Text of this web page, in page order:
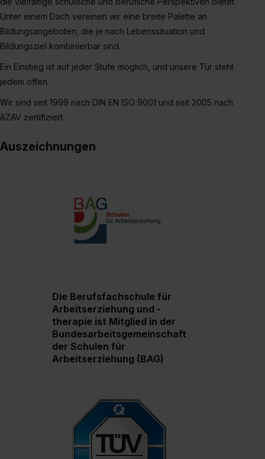
Auswahl über die Checkboxen und klick auf „Auswahl
erlauben“. Die Einwilligung zur Platzierung von Cookies
der Kategorien „Präferenzen“, „Statistiken“ und „Social
Media und Marketing“ umfasst hierbei die Einwilligung
zur Übermittlung deiner Daten in die USA (Art. 49 Abs. 1
S. 1 lit. a) DS-GVO). Die USA verfügen über kein
II). Du kannst die von dir erteilte Einwilligung jederzeit mit
Wirkung für die Zukunft ganz oder teilweise über unsere
Einstellungen“ widerrufen. Weitere Informationen zu den
Unter einem Dach vereinen wir eine breite Palette an
Bildungsangeboten, die je nach Lebenssituation und
Bildungsziel kombinierbar sind.
Ein Einstieg ist auf jeder Stufe möglich, und unsere Tür steht
jedem offen.
Wir sind seit 1999 nach DIN EN ISO 9001 und seit 2005 nach
AZAV zertifiziert.
Auszeichnungen
Die Berufsfachschule für
Arbeitserziehung und -
therapie ist Mitglied in der
Bundesarbeitsgemeinschaft
der Schulen für
Arbeitserziehung (BAG)